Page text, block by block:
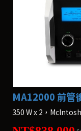
MA12000 前管
350 W x 2，